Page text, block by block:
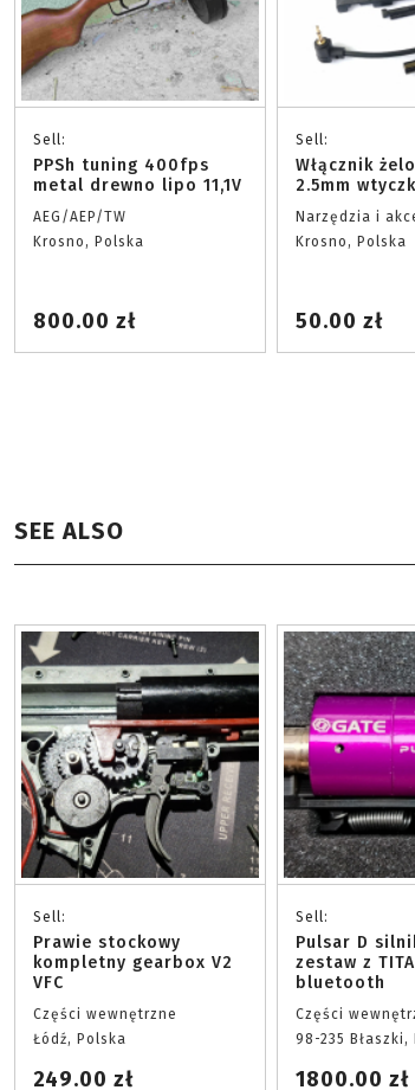
Sell:
PPSh tuning 400fps
metal drewno lipo 11,1V
AEG/AEP/TW
Krosno, Polska
800.00 zł
Sell:
Włącznik
2.5mm
Narzędzia i
Krosno, Polska
50.00 zł
SEE ALSO
Sell:
Prawie stockowy
kompletny gearbox V2
VFC
Części wewnętrzne
Łódź, Polska
249.00 zł
Sell:
Pulsar D
zestaw z
bluetooth
Części
98-235 Błaszki,
1800.00 zł